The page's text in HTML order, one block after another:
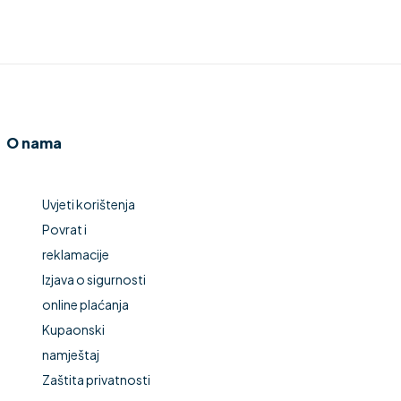
O nama
Uvjeti korištenja
Povrat i
reklamacije
Izjava o sigurnosti
online plaćanja
Kupaonski
namještaj
Zaštita privatnosti